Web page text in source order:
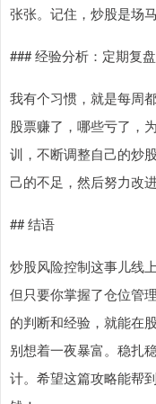
张张。记住，炒股是场
### 经验分析：定期复盘
我有个习惯，就是每周
股票赚了，哪些亏了，
训，不断调整自己的炒
己的不足，然后努力改进
## 结语
炒股风险控制这事儿线
但只要你掌握了仓位管
的判断和经验，就能在
别想着一夜暴富。稳扎
计。希望这篇攻略能帮